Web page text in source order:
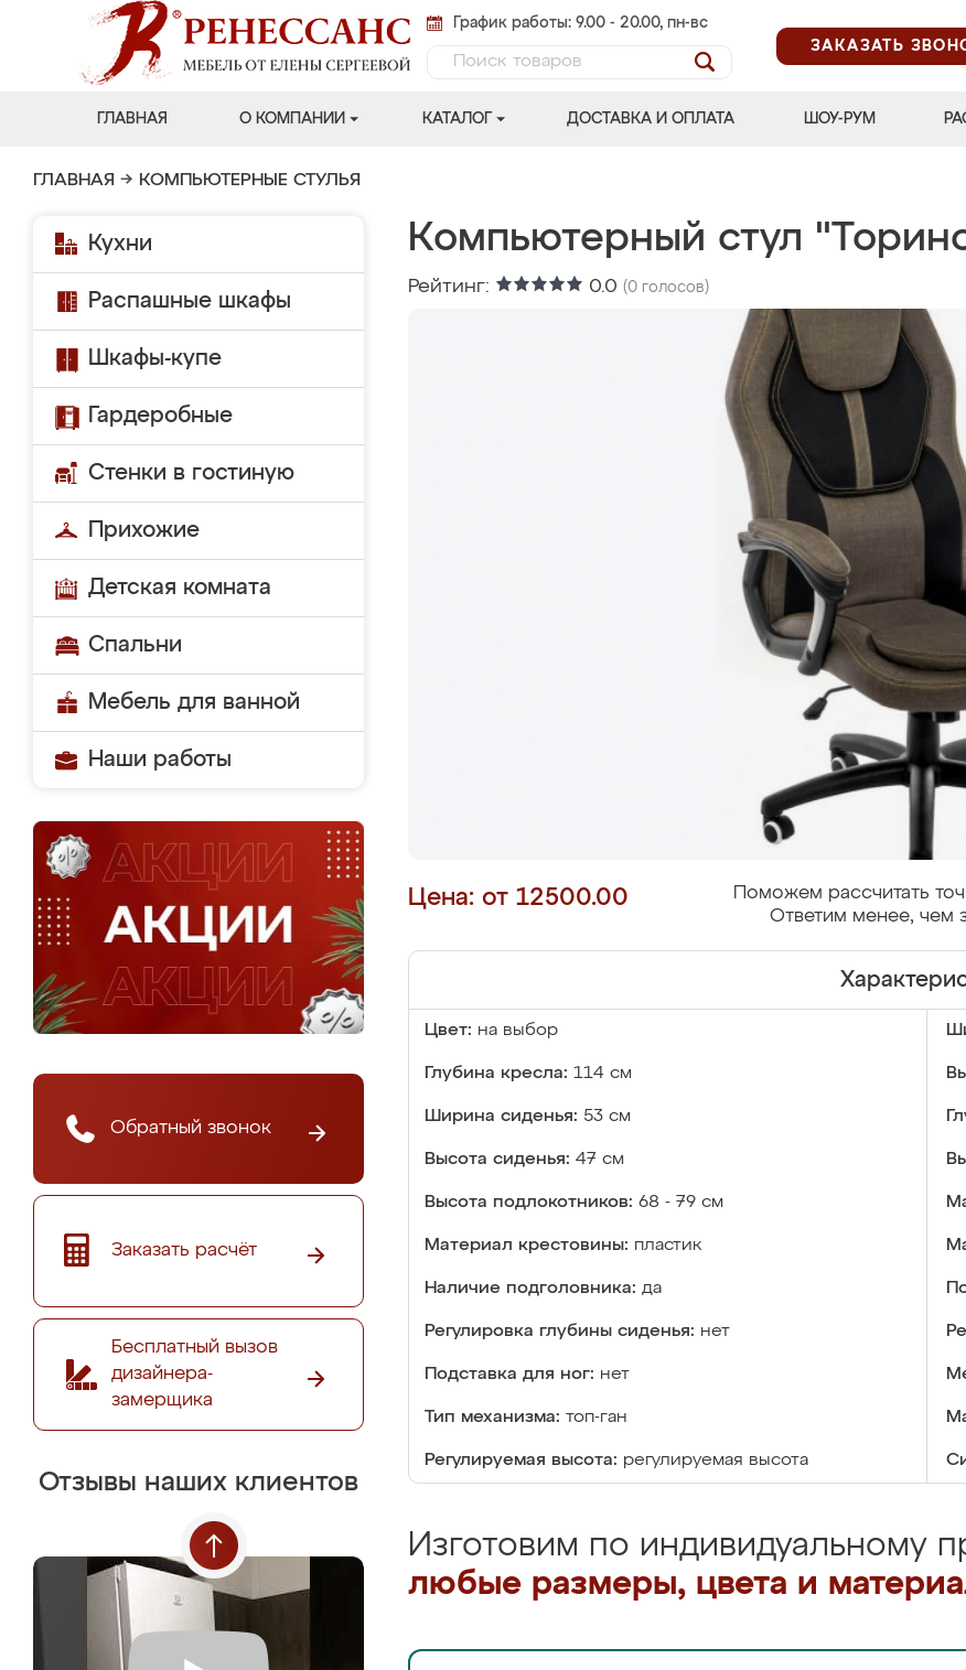
График работы: 9.00 - 20.00, пн-вс
ЗАКАЗАТЬ
ГЛАВНАЯ О КОМПАНИИ КАТАЛОГ ДОСТАВКА И ОПЛАТА ШОУ-РУМ
ГЛАВНАЯ → КОМПЬЮТЕРНЫЕ СТУЛЬЯ
Кухни
Распашные шкафы
Шкафы-купе
Гардеробные
Стенки в гостиную
Прихожие
Детская комната
Спальни
Мебель для ванной
Наши работы
Обратный звонок
Заказать расчёт
Бесплатный вызов
дизайнера-
замерщика
Отзывы наших клиентов
Компьютерный стул
Рейтинг: 0.0 (0 голосов)
Цена: от 12500.00
Поможем рассчитать
Ответим менее, чем
Цвет: на выбор
Глубина кресла: 114 см
Ширина сиденья: 53 см
Высота сиденья: 47 см
Высота подлокотников: 68 - 79 см
Материал крестовины: пластик
Наличие подголовника: да
Регулировка глубины сиденья: нет
Подставка для ног: нет
Тип механизма: топ-ган
Регулируемая высота: регулируемая высота
Изготовим по индивидуальному
любые размеры, цвета и